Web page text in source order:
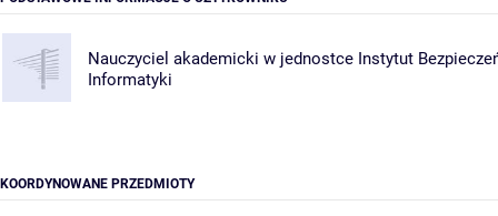
Nauczyciel akademicki w jednostce Instytut
Informatyki
KOORDYNOWANE PRZEDMIOTY